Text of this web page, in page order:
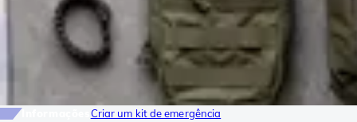
Criar um kit de emergência